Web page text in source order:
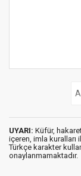
UYARI: Küfür,
içeren, imla kuralları
Türkçe karakter
onaylanmamaktadır.